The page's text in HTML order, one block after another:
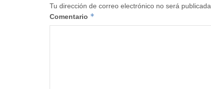
Tu dirección de correo electrónico no será publicada.
Comentario *